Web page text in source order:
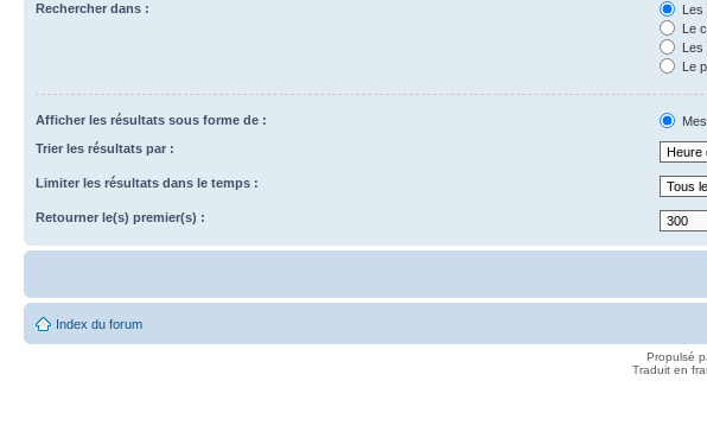
Rechercher dans :
Les
Le
Les
Le
Afficher les résultats sous forme de :
Trier les résultats par :
Limiter les résultats dans le temps :
Retourner le(s) premier(s) :
Index du forum
Propulsé
Traduit en